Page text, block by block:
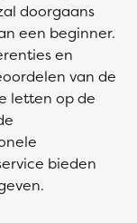
doorgaans
een beginner.
en
van de
letten op de
bieden